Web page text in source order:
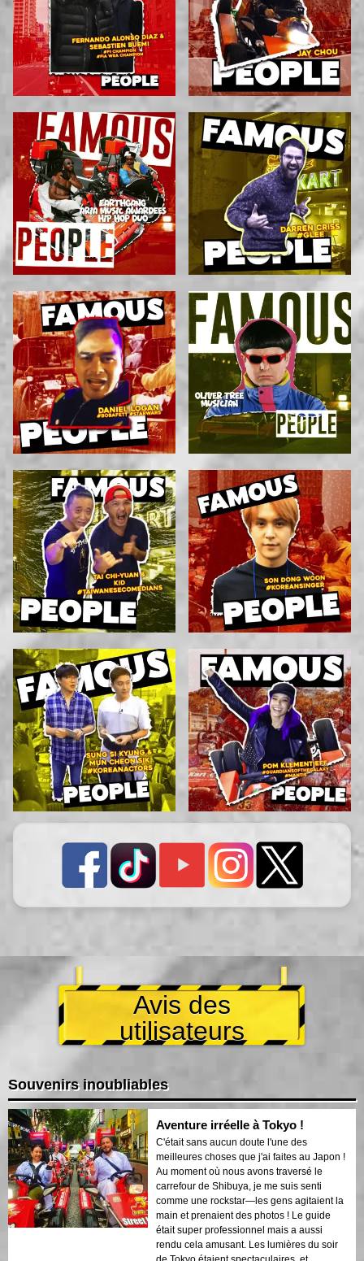
Avis des
utilisateurs
Souvenirs inoubliables
Aventure irréelle à Tokyo !
C'était sans aucun doute l'une des
meilleures choses que j'ai faites au Japon !
Au moment où nous avons traversé le
carrefour de Shibuya, je me suis senti
comme une rockstar—les gens agitaient la
main et prenaient des photos ! Le guide
était super professionnel mais a aussi
rendu cela amusant. Les lumières du soir